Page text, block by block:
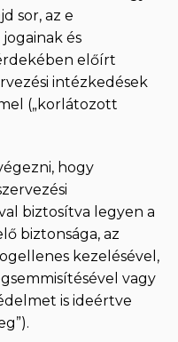
sor, az e
és
előírt
intézkedések
(„korlátozott
hogy
biztosítva legyen a
biztonsága, az
kezelésével,
vagy
is ideértve